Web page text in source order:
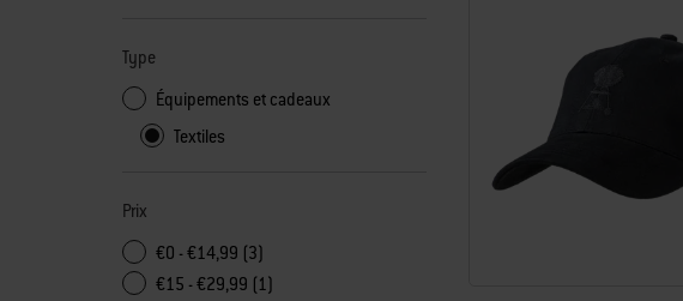
Type
Équipements et cadeaux
Textiles
Prix
€0 - €14,99 (3)
€15 - €29,99 (1)